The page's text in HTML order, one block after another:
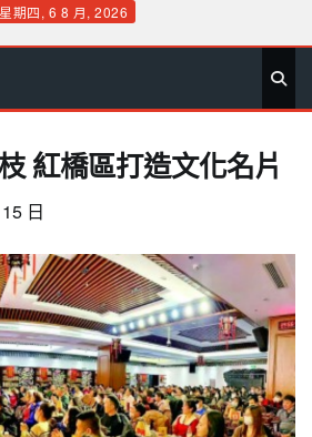
星期四, 6 8 月, 2026
生 社 文 公 運 旅 政 地 專
紅橋區打造文化名片
日